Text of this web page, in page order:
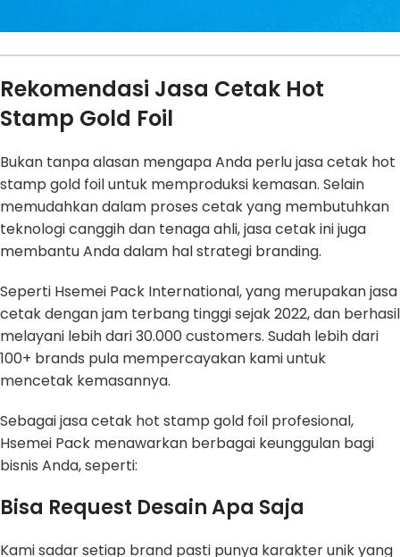
Rekomendasi Jasa Cetak Hot
Stamp Gold Foil
Bukan tanpa alasan mengapa Anda perlu jasa cetak hot
stamp gold foil untuk memproduksi kemasan. Selain
memudahkan dalam proses cetak yang membutuhkan
teknologi canggih dan tenaga ahli, jasa cetak ini juga
membantu Anda dalam hal strategi branding.
Seperti Hsemei Pack International, yang merupakan jasa
cetak dengan jam terbang tinggi sejak 2022, dan berhasil
melayani lebih dari 30.000 customers. Sudah lebih dari
100+ brands pula mempercayakan kami untuk
mencetak kemasannya.
Sebagai jasa cetak hot stamp gold foil profesional,
Hsemei Pack menawarkan berbagai keunggulan bagi
bisnis Anda, seperti:
Bisa Request Desain Apa Saja
Kami sadar setiap brand pasti punya karakter unik yang